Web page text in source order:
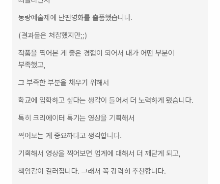
동랑예술제에 단편영화를 출품했습니다.
(결과물은 처참했지만;;)
작품을 찍어본 게 좋은 경험이 되어서 내가 어떤 부분이
부족했고,
그 부족한 부분을 채우기 위해서
학교에 입학하고 싶다는 생각이 들어서 더 노력하게 됐습니다.
특히 크리에이터 특기는 영상을 기획해서
찍어보는 게 중요하다고 생각합니다.
기획해서 영상을 찍어보면 업계에 대해서 더 깨닫게 되고,
책임감이 길러집니다. 그래서 꼭 강력히 추천합니다.